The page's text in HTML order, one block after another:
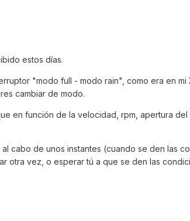
estos días.
"modo full - modo rain", como era en mi
cambiar de modo.
en función de la velocidad, rpm, apertura del
cabo de unos instantes (cuando se den las
otra vez, o esperar tú a que se den las